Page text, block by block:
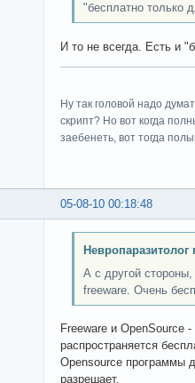
"бесплатно только
И то не всегда. Есть и
Ну так головой надо
скрипт? Но вот когда
заебенеть, вот тогда
05-08-10 00:18:48
Невропаразитолог
А с другой
freeware. Очень
Freeware и OpenSource
распространяется
Opensource программы
разрешает.